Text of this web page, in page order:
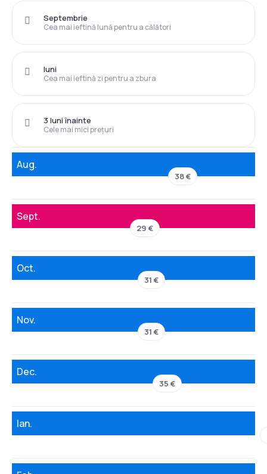
Cea mai ieftină lună pentru a călători
Septembrie
Cea mai ieftină zi pentru a zbura
luni
Cele mai mici prețuri
3 luni înainte
Aug.
38 €
Sept.
29 €
Oct.
31 €
Nov.
31 €
Dec.
35 €
Ian.